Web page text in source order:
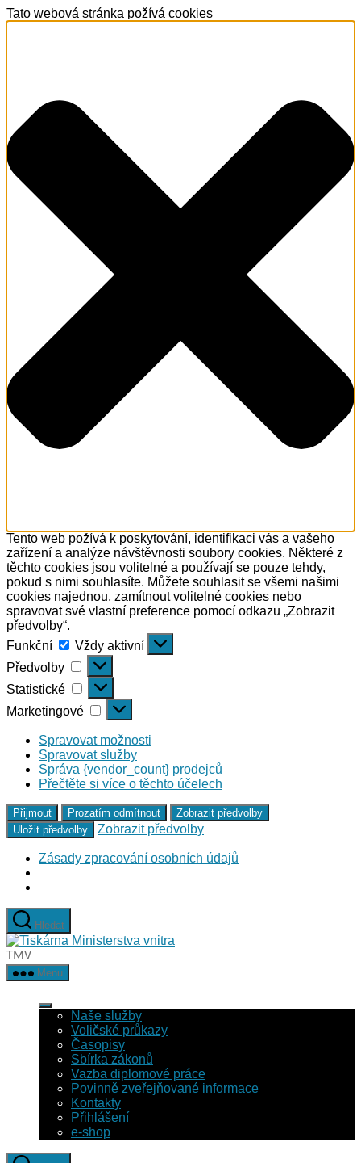
Tato webová stránka požívá cookies
Tento web požívá k poskytování, identifikaci vás a vašeho
zařízení a analýze návštěvnosti soubory cookies. Některé z
těchto cookies jsou volitelné a používají se pouze tehdy,
pokud s nimi souhlasíte. Můžete souhlasit se všemi našimi
cookies najednou, zamítnout volitelné cookies nebo
spravovat své vlastní preference pomocí odkazu „Zobrazit
předvolby“.
Funkční
Funkční
Vždy aktivní
Předvolby
Předvolby
Statistické Statistické
Marketingové Marketingové
Spravovat možnosti
Spravovat služby
Správa {vendor_count} prodejců
Přečtěte si více o těchto účelech
Přijmout Prozatím odmítnout
Zobrazit předvolby
Uložit předvolby
Zobrazit předvolby
Zásady zpracování osobních údajů
Přejít
obsahu
Hledat
TMV
Menu
Naše služby
Voličské průkazy
Časopisy
Sbírka zákonů
Vazba diplomové práce
Povinně zveřejňované informace
Kontakty
Přihlášení
e-shop